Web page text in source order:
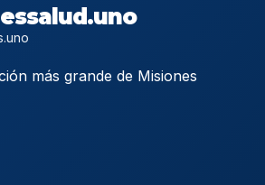
más grande de Misiones